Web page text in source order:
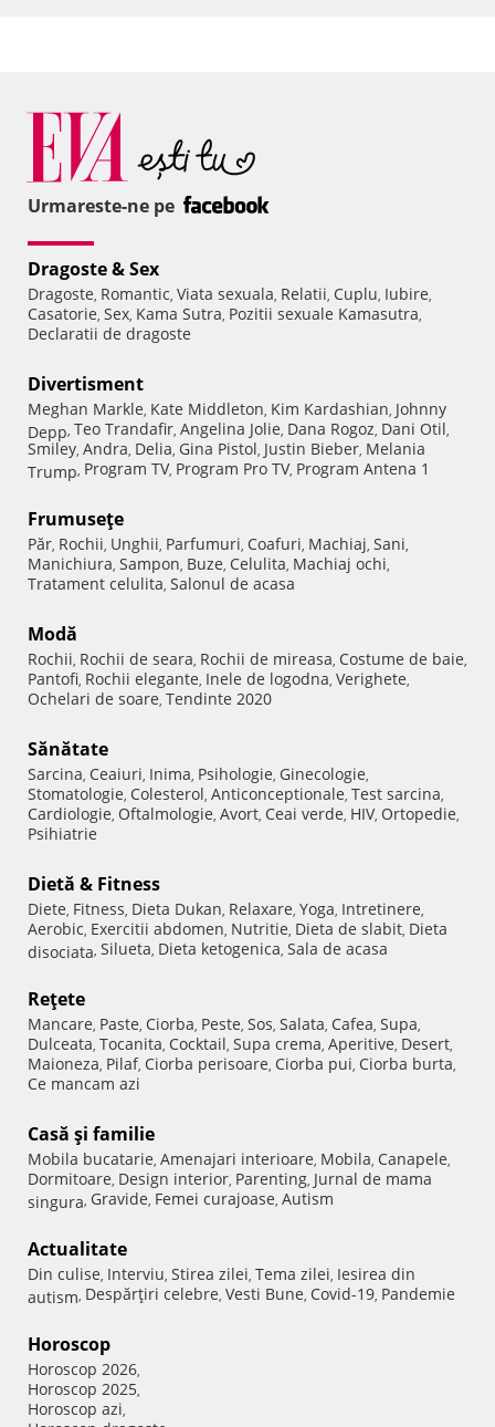
Urmareste-ne pe
Dragoste & Sex
Dragoste, Romantic, Viata sexuala, Relatii, Cuplu, Iubire,
Casatorie, Sex, Kama Sutra, Pozitii sexuale Kamasutra,
Declaratii de dragoste
Divertisment
Meghan Markle, Kate Middleton, Kim Kardashian, Johnny
Depp, Teo Trandafir, Angelina Jolie, Dana Rogoz, Dani Otil,
Smiley, Andra, Delia, Gina Pistol, Justin Bieber, Melania
Trump, Program TV, Program Pro TV, Program Antena 1
Frumuseţe
Păr, Rochii, Unghii, Parfumuri, Coafuri, Machiaj, Sani,
Manichiura, Sampon, Buze, Celulita, Machiaj ochi,
Tratament celulita, Salonul de acasa
Modă
Rochii, Rochii de seara, Rochii de mireasa, Costume de baie,
Pantofi, Rochii elegante, Inele de logodna, Verighete,
Ochelari de soare, Tendinte 2020
Sănătate
Sarcina, Ceaiuri, Inima, Psihologie, Ginecologie,
Stomatologie, Colesterol, Anticonceptionale, Test sarcina,
Cardiologie, Oftalmologie, Avort, Ceai verde, HIV, Ortopedie,
Psihiatrie
Dietă & Fitness
Diete, Fitness, Dieta Dukan, Relaxare, Yoga, Intretinere,
Aerobic, Exercitii abdomen, Nutritie, Dieta de slabit, Dieta
disociata, Silueta, Dieta ketogenica, Sala de acasa
Reţete
Mancare, Paste, Ciorba, Peste, Sos, Salata, Cafea, Supa,
Dulceata, Tocanita, Cocktail, Supa crema, Aperitive, Desert,
Maioneza, Pilaf, Ciorba perisoare, Ciorba pui, Ciorba burta,
Ce mancam azi
Casă şi familie
Mobila bucatarie, Amenajari interioare, Mobila, Canapele,
Dormitoare, Design interior, Parenting, Jurnal de mama
singura, Gravide, Femei curajoase, Autism
Actualitate
Din culise, Interviu, Stirea zilei, Tema zilei, Iesirea din
autism, Despărţiri celebre, Vesti Bune, Covid-19, Pandemie
Horoscop
Horoscop 2026,
Horoscop 2025,
Horoscop azi,